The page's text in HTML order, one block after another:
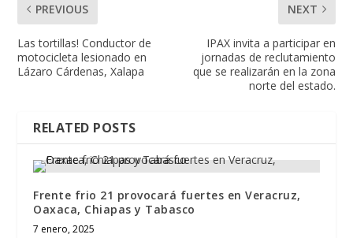
PREVIOUS
Las tortillas! Conductor de
motocicleta lesionado en
Lázaro Cárdenas, Xalapa
NEXT
IPAX invita a participar en
jornadas de reclutamiento
que se realizarán en la zona
norte del estado.
RELATED POSTS
Frente frio 21 provocará fuertes en Veracruz,
Oaxaca, Chiapas y Tabasco
7 enero, 2025